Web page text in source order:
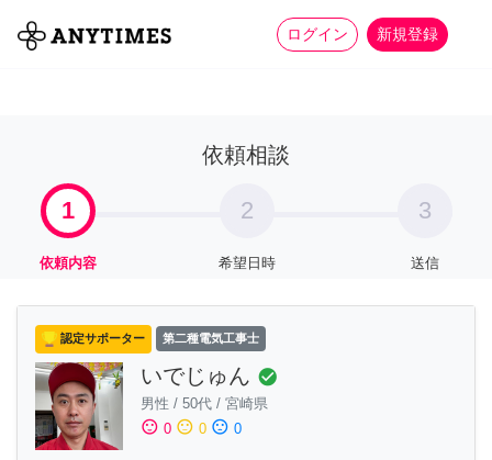
ログイン 新規登録
全て 家事 more_horiz
依頼相談
1
依頼内容
2
希望日時
3
送信
認定サポーター 第二種電気工事士
いでじゅん check_circle
男性 / 50代 / 宮崎県
sentiment_satisfied 0 sentiment_neutral 0 sentiment_dissatisfied 0